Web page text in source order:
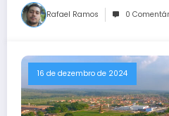
Rafael Ramos 0
16 de dezembro de 2024